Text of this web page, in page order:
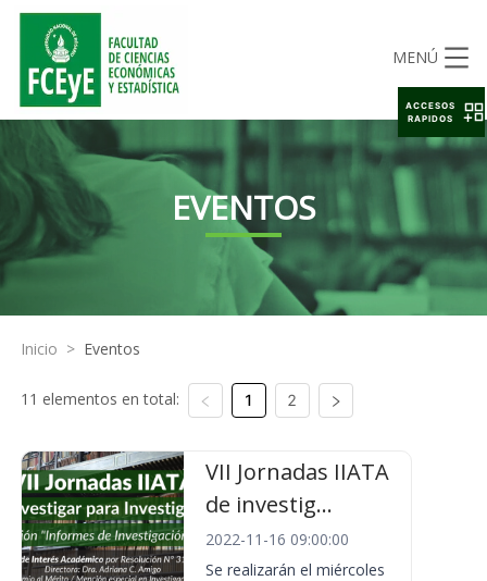
MENÚ
EVENTOS
Inicio > Eventos
11 elementos en total: 1 2
VII Jornadas IIATA
de investig...
2022-11-16 09:00:00
Se realizarán el miércoles
ACCESOS
RAPIDOS